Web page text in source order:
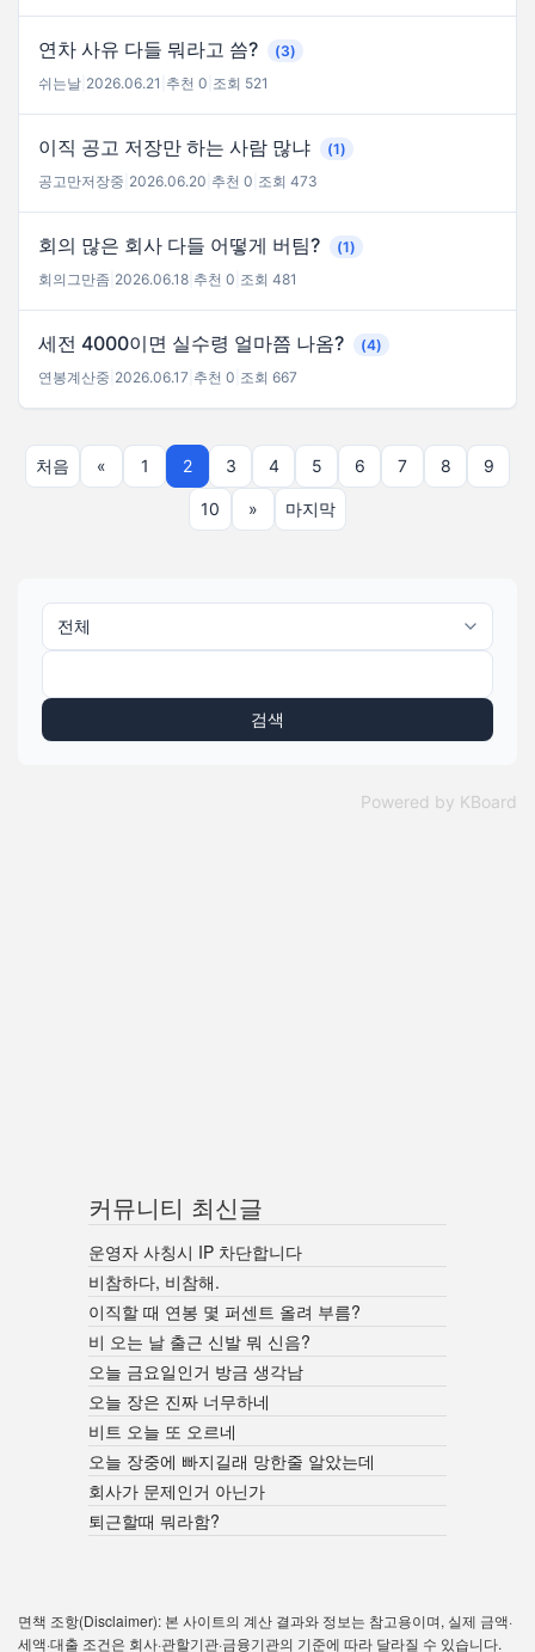
연차 사유 다들 뭐라고 씀?
(3)
쉬는날 2026.06.21 추천 0 조회 521
이직 공고 저장만 하는 사람 많냐
(1)
공고만저장중 2026.06.20 추천 0 조회 473
회의 많은 회사 다들 어떻게 버팀?
(1)
회의그만좀 2026.06.18 추천 0 조회 481
세전 4000이면 실수령 얼마쯤 나옴?
(4)
연봉계산중 2026.06.17 추천 0 조회 667
처음 « 1 2 3 4 5 6 7 8 9
10 » 마지막
검색
Powered by KBoard
커뮤니티 최신글
운영자 사칭시 IP 차단합니다
비참하다, 비참해.
이직할 때 연봉 몇 퍼센트 올려 부름?
비 오는 날 출근 신발 뭐 신음?
오늘 금요일인거 방금 생각남
오늘 장은 진짜 너무하네
비트 오늘 또 오르네
오늘 장중에 빠지길래 망한줄 알았는데
회사가 문제인거 아닌가
퇴근할때 뭐라함?
면책 조항(Disclaimer): 본 사이트의 계산 결과와 정보는 참고용이며, 실제 금액·
세액·대출 조건은 회사·관할기관·금융기관의 기준에 따라 달라질 수 있습니다.